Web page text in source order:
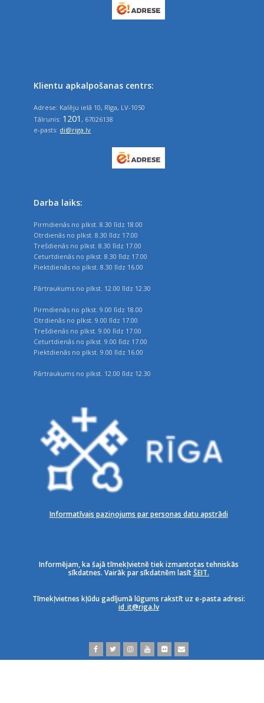
Klientu apkalpošanas centrs:
Adrese: Kalēju ielā 10, Rīga, LV-1050
Tālrunis: 1201 , 67026138
e-pasts: di@riga.lv
Darba laiks:
Pirmdienās no plkst. 8.30 līdz 18.00
Otrdienās no plkst. 8.30 līdz 17.00
Trešdienās no plkst. 8.30 līdz 17.00
Ceturtdienās no plkst. 8.30 līdz 17.00
Piektdienās no plkst. 8.30 līdz 16.00
Pārtraukums no plkst. 12.00 līdz 12.30
Pirmdienās no plkst. 9.00 līdz 18.00
Otrdienās no plkst. 9.00 līdz 17.00
Trešdienās no plkst. 9.00 līdz 17.00
Ceturtdienās no plkst. 9.00 līdz 17.00
Piektdienās no plkst. 9.00 līdz 16.00
Pārtraukums no plkst. 12.00 līdz 12.30
Informatīvais paziņojums par personas datu apstrādi
Informējam, ka šajā tīmekļvietnē tiek izmantotas tehniskās
sīkdatnes. Vairāk par sīkdatnēm lasītŠEIT.
Tīmekļvietnes kļūdu gadījumā lūgums rakstīt uz e-pasta adresi:
id_it@riga.lv